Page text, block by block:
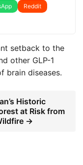
Reddit
setback to the
other GLP-1
brain diseases.
Historic
at Risk from
→